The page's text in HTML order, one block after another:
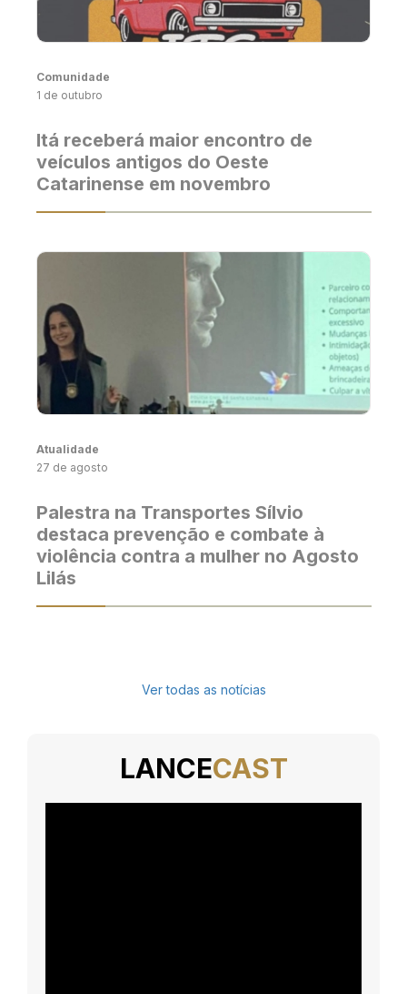
Comunidade
1 de outubro
Itá receberá maior encontro de
veículos antigos do Oeste
Catarinense em novembro
Atualidade
27 de agosto
Palestra na Transportes Sílvio
destaca prevenção e combate à
violência contra a mulher no Agosto
Lilás
Ver todas as notícias
LANCECAST